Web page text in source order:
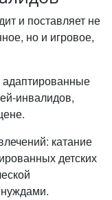
и поставляет не
но и игровое,
адаптированные
инвалидов,
катание
детских